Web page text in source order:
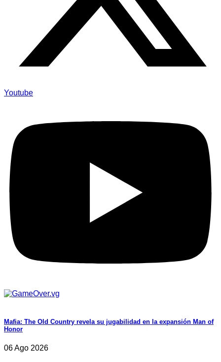
Youtube
Mafia: The Old Country revela su jugabilidad en la expansión Man of
Honor
06 Ago 2026